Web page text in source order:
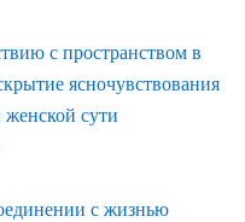
с пространством в
ясночувствования
сути
с жизнью